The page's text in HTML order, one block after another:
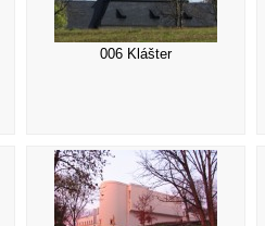
006 Klášter